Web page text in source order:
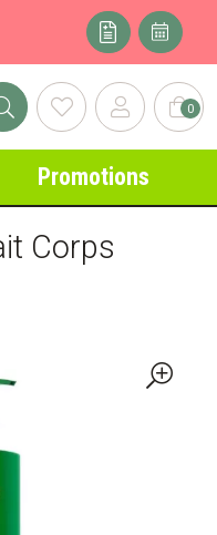
Votre export 0
Promotions
Corps